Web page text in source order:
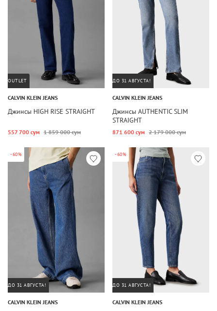
OUTLET
CALVIN KLEIN JEANS
Джинсы HIGH RISE STRAIGHT
557 700 сум 1 859 000 сум
ДО 31 АВГУСТА!
CALVIN KLEIN JEANS
Джинсы AUTHENTIC SLIM
STRAIGHT
871 600 сум 2 179 000 сум
-60%
ДО 31 АВГУСТА!
CALVIN KLEIN JEANS
-60%
ДО 31 АВГУСТА!
CALVIN KLEIN JEANS